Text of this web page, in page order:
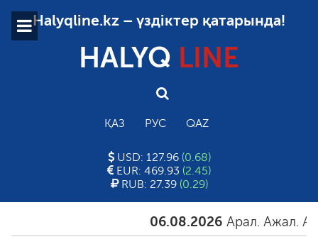
Halyqline.kz – үздіктер қатарында!
HALYQ LINE
ҚАЗ РУС QAZ
USD: 127.96 (0.68)
EUR: 469.93 (2.45)
RUB: 27.39 (0.29)
06.08.2026 Арал. Ажал.